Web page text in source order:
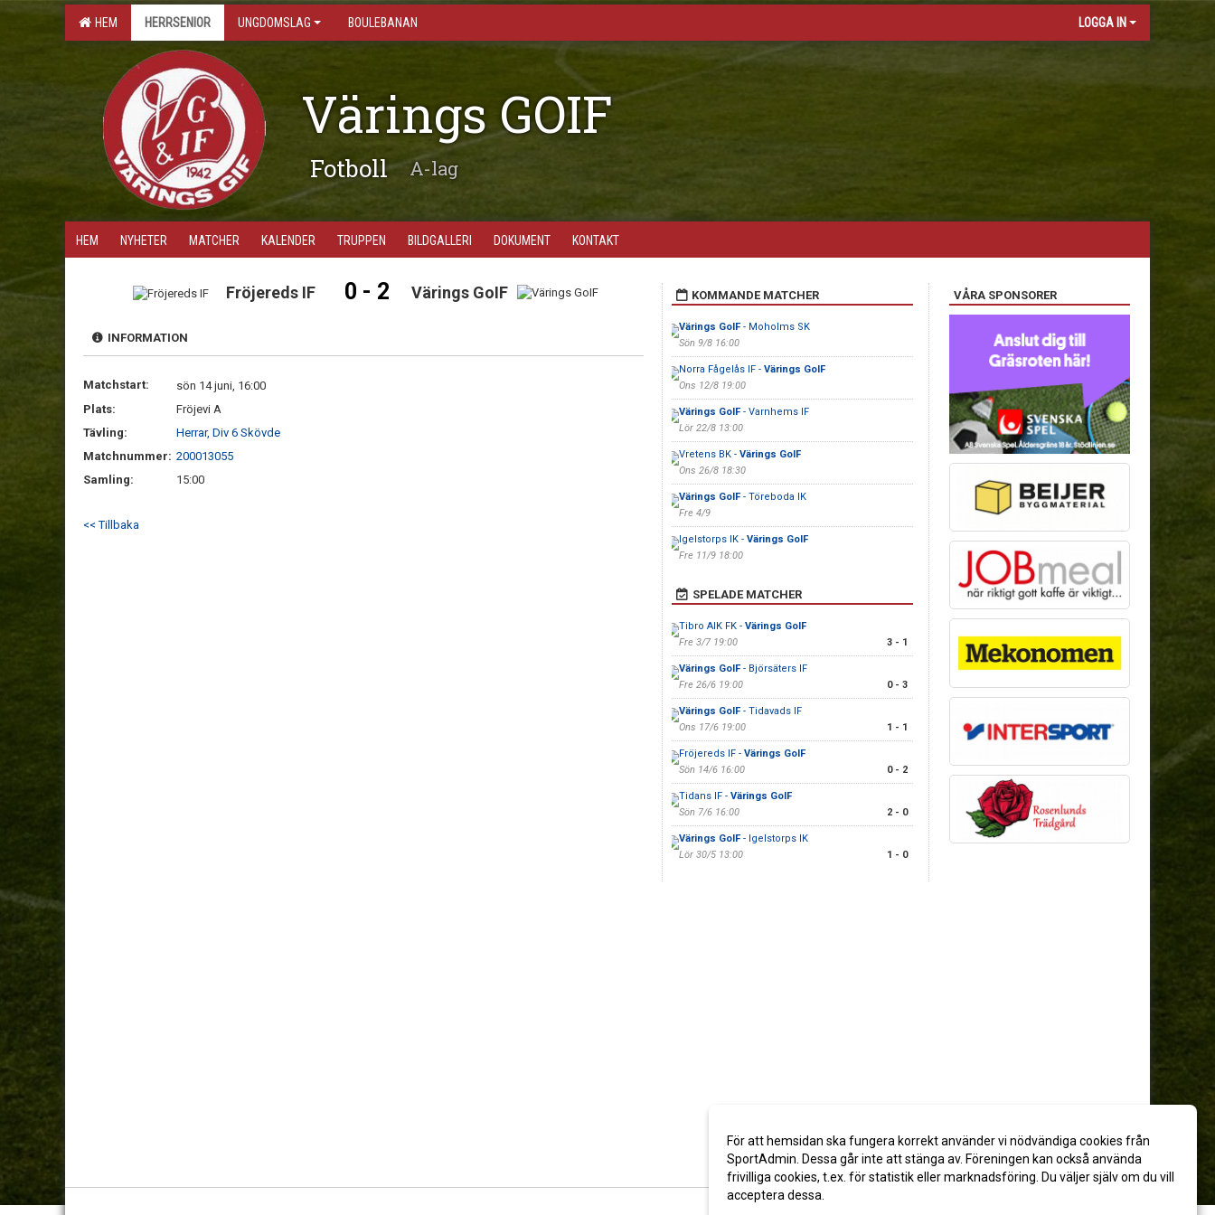
HEM HERRSENIOR UNGDOMSLAG BOULEBANAN LOGGA IN
Värings GOIF
Fotboll A-lag
HEM NYHETER MATCHER KALENDER TRUPPEN BILDGALLERI DOKUMENT KONTAKT
Fröjereds IF 0 - 2 Värings GoIF
INFORMATION
Matchstart:
sön 14 juni, 16:00
Plats:
Fröjevi A
Tävling:
Herrar, Div 6 Skövde
Matchnummer: 200013055
Samling:
15:00
<< Tillbaka
KOMMANDE MATCHER
Värings GoIF- Moholms SK
Sön 9/8 16:00
Norra Fågelås IF - Värings GoIF
Ons 12/8 19:00
Värings GoIF- Varnhems IF
Lör 22/8 13:00
Vretens BK - Värings GoIF
Ons 26/8 18:30
Värings GoIF- Töreboda IK
Fre 4/9
Igelstorps IK - Värings GoIF
Fre 11/9 18:00
SPELADE MATCHER
Tibro AIK FK - Värings GoIF
Fre 3/7 19:00
3 - 1
Värings GoIF- Björsäters IF
Fre 26/6 19:00
0 - 3
Värings GoIF- Tidavads IF
Ons 17/6 19:00
1 - 1
Fröjereds IF - Värings GoIF
Sön 14/6 16:00
0 - 2
Tidans IF - Värings GoIF
Sön 7/6 16:00
2 - 0
Värings GoIF- Igelstorps IK
Lör 30/5 13:00
1 - 0
VÅRA SPONSORER
För att hemsidan ska fungera korrekt använder vi nödvändiga cookies från
SportAdmin. Dessa går inte att stänga av. Föreningen kan också använda
frivilliga cookies, t.ex. för statistik eller marknadsföring. Du väljer själv om du vill
acceptera dessa.